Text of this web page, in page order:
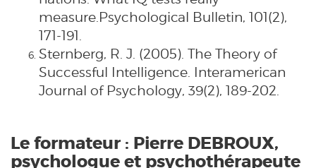
measure.Psychological Bulletin, 101(2),
171-191.
Sternberg, R. J. (2005). The Theory of
Successful Intelligence. Interamerican
Journal of Psychology, 39(2), 189-202.
Le formateur : Pierre DEBROUX,
psychologue et psychothérapeute